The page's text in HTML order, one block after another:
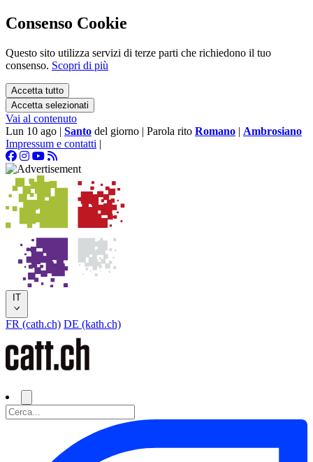
Consenso Cookie
Questo sito utilizza servizi di terze parti che richiedono il tuo
consenso. Scopri di più
Accetta tutto
Accetta selezionati
Vai al contenuto
Lun 10 ago | Santo del giorno | Parola rito Romano | Ambrosiano
Impressum e contatti |
IT
FR (cath.ch) DE (kath.ch)